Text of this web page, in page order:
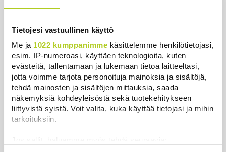
Tietojesi vastuullinen käyttö
Me ja 1022 kumppanimme käsittelemme henkilötietojasi,
esim. IP-numeroasi, käyttäen teknologioita, kuten
evästeitä, tallentamaan ja lukemaan tietoa laitteeltasi,
jotta voimme tarjota personoituja mainoksia ja sisältöjä,
tehdä mainosten ja sisältöjen mittauksia, saada
näkemyksiä kohdeyleisöstä sekä tuotekehitykseen
liittyvistä syistä. Voit valita, kuka käyttää tietojasi ja mihin
tarkoituksiin.
Pohjois-Korea ampui tunnistamattoman ammuksen
Uutiset | 6.8.2026 12:14
Maahanmuuttovirasto estää osaa marja-alan
yrityksistä rekrytoimasta kolmansista maista
Uutiset | 6.8.2026 12:02
Keskustan Siika-aho kertoo, mikä hänestä on Ylen
siitä hintaa”